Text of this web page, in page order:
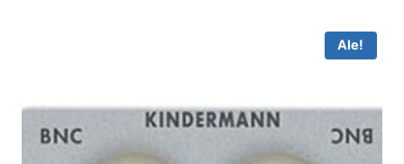
Ale!